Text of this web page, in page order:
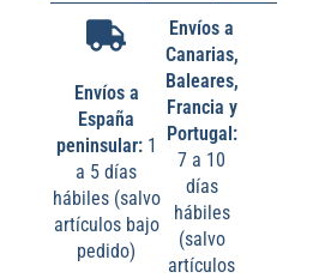
Envíos a
España
peninsular:1
a 5 días
hábiles (salvo
artículos bajo
pedido)
Envíos a
Canarias,
Baleares,
Francia y
Portugal:
7 a 10
días
hábiles
(salvo
artículos